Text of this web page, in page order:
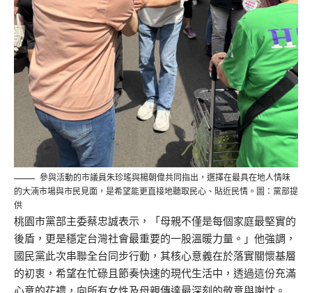
參與活動的市議員朱珍瑤與楊朝偉共同指出，選擇在最具在地人情味
的大湳市場與市民見面，是希望能更直接地聽取民心、貼近民情。圖：黨部提
供
桃園市黨部主委蔡忠誠表示，「母親不僅是每個家庭最堅實的
後盾，更是穩定台灣社會最重要的一股溫暖力量。」他強調，
國民黨此次串聯全台同步行動，其核心意義在於落實關懷基層
的初衷，希望在忙碌且節奏快速的現代生活中，透過這份充滿